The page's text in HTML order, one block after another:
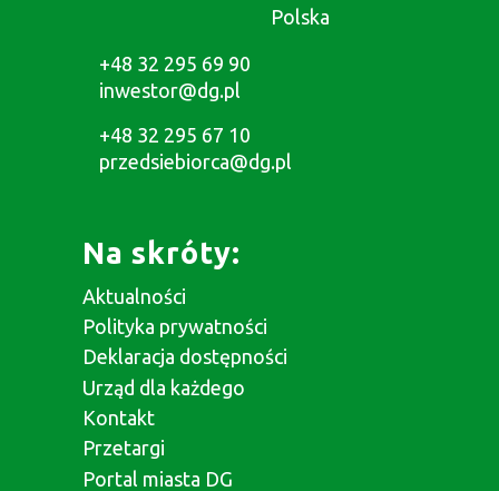
Polska
+48 32 295 69 90
inwestor@dg.pl
+48 32 295 67 10
przedsiebiorca@dg.pl
Na skróty:
Aktualności
Polityka prywatności
Deklaracja dostępności
Urząd dla każdego
Kontakt
Przetargi
Portal miasta DG